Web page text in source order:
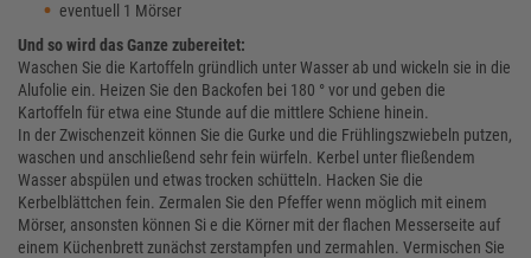
eventuell 1 Mörser
Und so wird das Ganze zubereitet:
Waschen Sie die Kartoffeln gründlich unter Wasser ab und wickeln sie in die
Alufolie ein. Heizen Sie den Backofen bei 180 ° vor und geben die
Kartoffeln für etwa eine Stunde auf die mittlere Schiene hinein.
In der Zwischenzeit können Sie die Gurke und die Frühlingszwiebeln putzen,
waschen und anschließend sehr fein würfeln. Kerbel unter fließendem
Wasser abspülen und etwas trocken schütteln. Hacken Sie die
Kerbelblättchen fein. Zermalen Sie den Pfeffer wenn möglich mit einem
Mörser, ansonsten können Si e die Körner mit der flachen Messerseite auf
einem Küchenbrett zunächst zerstampfen und zermahlen. Vermischen Sie